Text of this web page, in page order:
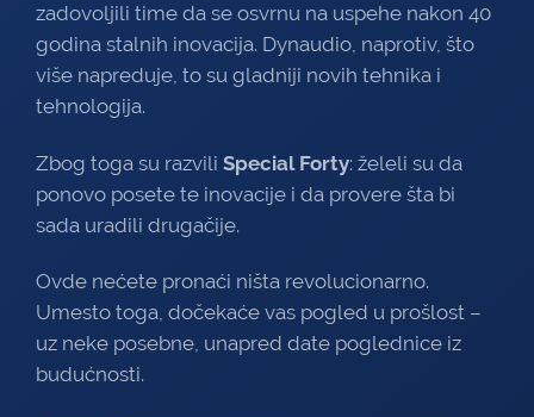
zadovoljili time da se osvrnu na uspehe nakon 40
godina stalnih inovacija. Dynaudio, naprotiv, što
više napreduje, to su gladniji novih tehnika i
tehnologija.
Zbog toga su razvili Special Forty: želeli su da
ponovo posete te inovacije i da provere šta bi
sada uradili drugačije.
Ovde nećete pronaći ništa revolucionarno.
Umesto toga, dočekaće vas pogled u prošlost –
uz neke posebne, unapred date poglednice iz
budućnosti.